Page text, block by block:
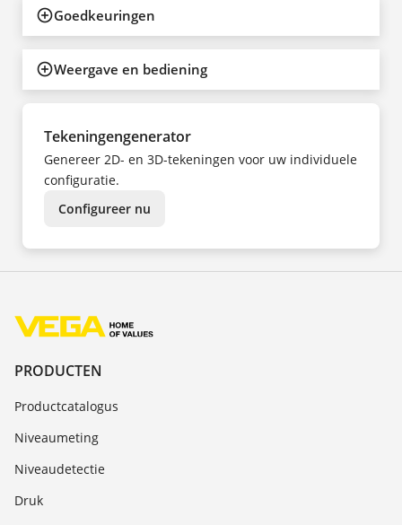
Goedkeuringen
Weergave en bediening
Tekeningengenerator
Genereer 2D- en 3D-tekeningen voor uw individuele
configuratie.
Configureer nu
PRODUCTEN
Productcatalogus
Niveaumeting
Niveaudetectie
Druk